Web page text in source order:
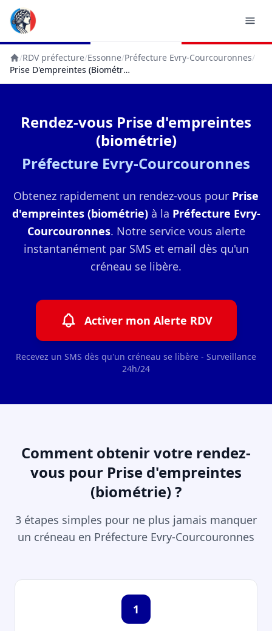
Accueil
/RDV préfecture/Essonne/Préfecture Evry-Courcouronnes/
Prise D'empreintes (biométrie)
Rendez-vous Prise d'empreintes
(biométrie)
Préfecture Evry-Courcouronnes
Obtenez rapidement un rendez-vous pour Prise
d'empreintes (biométrie)à la Préfecture Evry-
Courcouronnes. Notre service vous alerte
instantanément par SMS et email dès qu'un
créneau se libère.
Activer mon Alerte RDV
Recevez un SMS dès qu'un créneau se libère - Surveillance
24h/24
Comment obtenir votre rendez-
vous pour Prise d'empreintes
(biométrie) ?
3 étapes simples pour ne plus jamais manquer
un créneau en Préfecture Evry-Courcouronnes
1